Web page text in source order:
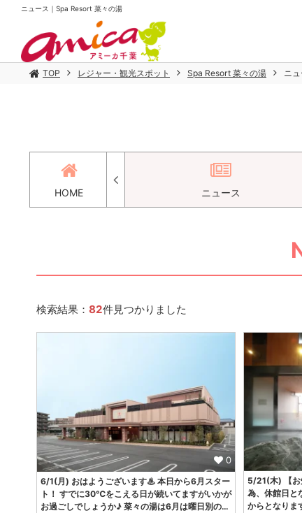
ニュース｜Spa Resort 菜々の湯
TOP レジャー・観光スポット Spa Resort 菜々の湯 ニ
HOME ニュース
検索結果： 82件見つかりました
0
6/1(月) おはようございます♨ 本日から6月スター
ト！ すでに30℃をこえる日が続いてますがいかが
お過ごしでしょうか♪ 菜々の湯は6月は曜日別の…
5/21(木) 【お
為、休館日
からとなりま